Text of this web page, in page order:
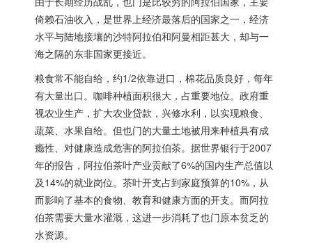
倚赖石油收入，是世界上经济最落后的国家之一，经济
水平与陆地接壤的沙特阿拉伯和阿曼相距甚大，却与一
海之隔的东非国家更接近。
粮食常不能自给，约1/2依靠进口，棉花品质良好，每年
有大量出口。咖啡种植面积很大，占重要地位。政府重
视农业生产，扩大农业贷款，兴修水利，以实现粮食、
蔬菜、水果自给。但也门的大量土地被用来种植具有成
瘾性、对健康造成危害的阿拉伯茶。据世界银行于2007
年的报告，阿拉伯茶叶产业贡献了6%的国内生产总值以
及14%的就业岗位。茶叶开支占到家庭预算的10%，从
而影响了基本的食物、教育和健康方面的开支。而阿拉
伯茶需要大量水灌溉，这进一步消耗了也门原本贫乏的
水资源。